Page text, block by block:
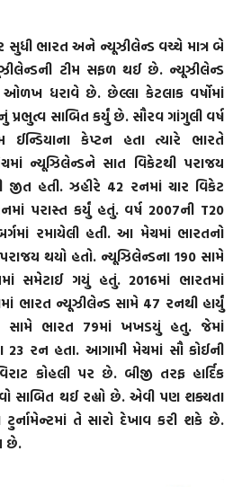
સુધી ભારત અને ન્યૂઝીલેન્ડ વચ્ચે માત્ર બે
ટીમ સફળ થઈ છે. ન્યૂઝીલેન્ડ
ધરાવે છે. છેલ્લા કેટલાક વર્ષોમાં
પ્રભુત્વ સાબિત કર્યું છે. સૌરવ ગાંગુલી વર્ષ
ઈન્ડિયાના કેપ્ટન હતા ત્યારે ભારતે
ન્યૂઝિલેન્ડને સાત વિકેટથી પરાજય
હતી. ઝહીરે 42 રનમાં ચાર વિકેટ
પરાસ્ત કર્યું હતું. વર્ષ 2007ની T20
રમાયેલી હતી. આ મેચમાં ભારતનો
થયો હતો. ન્યૂઝિલેન્ડના 190 સામે
સમેટાઈ ગયું હતું. 2016માં ભારતમાં
ભારત ન્યૂઝીલેન્ડ સામે 47 રનથી હાર્યું
સામે ભારત 79માં ખખડયું હતુ. જેમાં
23 રન હતા. આગામી મેચમાં સૌ કોઈની
કોહલી પર છે. બીજી તરફ હાર્દિક
સાબિત થઈ રહ્યો છે. એવી પણ શક્યતા
તે સારો દેખાવ કરી શકે છે.
છે.